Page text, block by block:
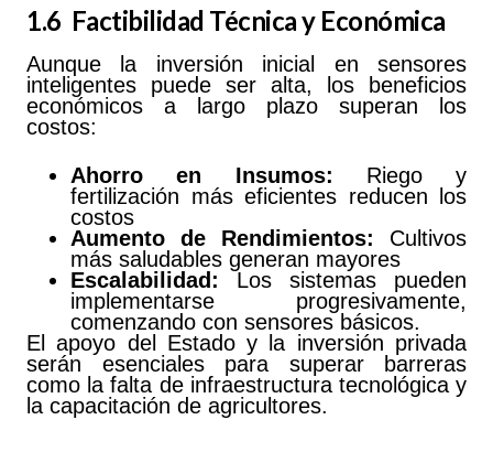
1.6 Factibilidad Técnica y Económica
Aunque la inversión inicial en sensores
inteligentes puede ser alta, los beneficios
económicos a largo plazo superan los
costos:
Ahorro
en Insumos: Riego y
fertilización más eficientes reducen los
costos
Aumento
de Rendimientos: Cultivos
más saludables generan mayores
Escalabilidad: Los sistemas pueden
implementarse progresivamente,
comenzando con sensores básicos.
El apoyo del Estado y la inversión privada
serán esenciales para superar barreras
como la falta de infraestructura tecnológica y
la capacitación de agricultores.